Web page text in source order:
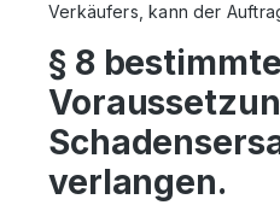
Verkäufers, kann der
§ 8
verlangen.